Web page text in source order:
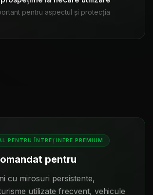
pentru aspectul și protecția
PENTRU ÎNTREȚINERE PREMIUM
pentru
cu mirosuri persistente,
utilizate frecvent, vehicule